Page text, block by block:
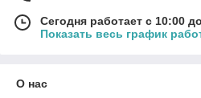
Сегодня работает с 10:00
Показать весь график
О нас